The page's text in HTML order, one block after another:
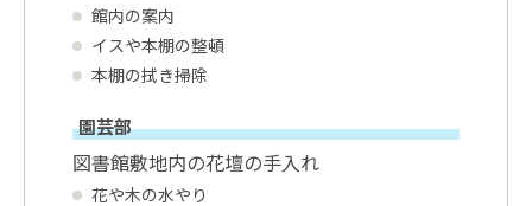
館内の案内
イスや本棚の整頓
本棚の拭き掃除
園芸部
図書館敷地内の花壇の手入れ
花や木の水やり